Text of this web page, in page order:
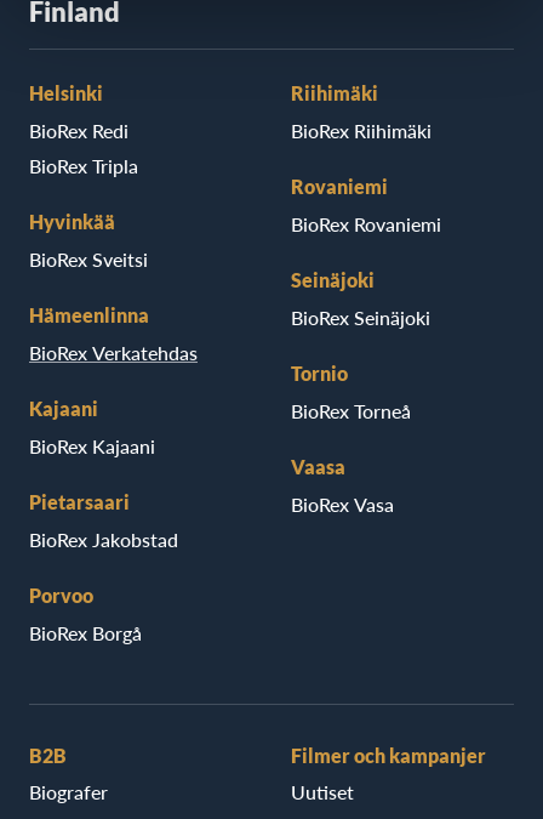
Finland
Helsinki
BioRex Redi
BioRex Tripla
Hyvinkää
BioRex Sveitsi
Hämeenlinna
BioRex Verkatehdas
Kajaani
BioRex Kajaani
Pietarsaari
BioRex Jakobstad
Porvoo
BioRex Borgå
Riihimäki
BioRex Riihimäki
Rovaniemi
BioRex Rovaniemi
Seinäjoki
BioRex Seinäjoki
Tornio
BioRex Torneå
Vaasa
BioRex Vasa
B2B
Biografer
Filmer och kampanjer
Uutiset